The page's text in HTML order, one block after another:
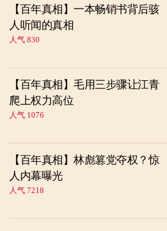
【百年真相】一本畅销书背后骇
人听闻的真相
人气 830
【百年真相】毛用三步骤让江青
爬上权力高位
人气 1076
【百年真相】林彪篡党夺权？惊
人内幕曝光
人气 7218